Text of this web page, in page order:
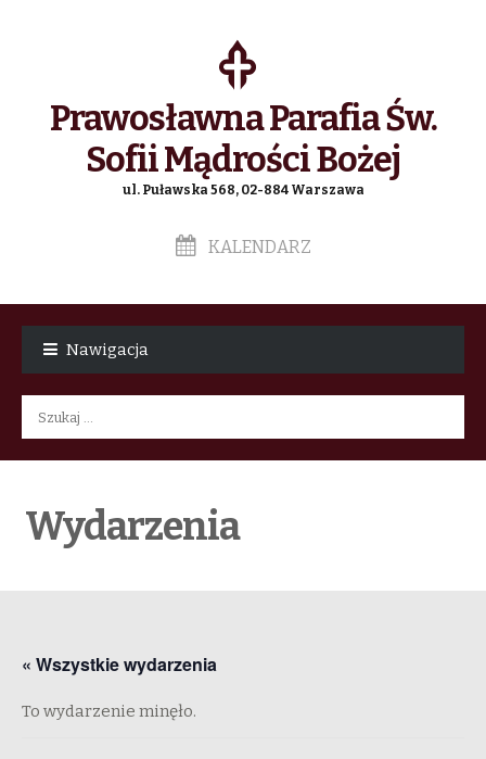
Prawosławna Parafia Św.
Sofii Mądrości Bożej
ul. Puławska 568, 02-884 Warszawa
KALENDARZ
Nawigacja
Szukaj:
Wydarzenia
« Wszystkie wydarzenia
To wydarzenie minęło.